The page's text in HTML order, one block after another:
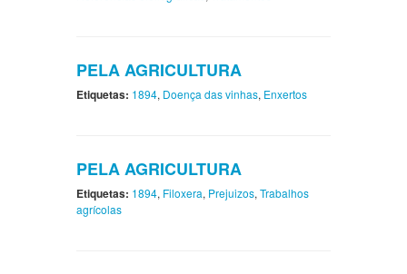
PELA AGRICULTURA
Etiquetas: 1894, Doença das vinhas, Enxertos
PELA AGRICULTURA
Etiquetas: 1894, Filoxera, Prejuizos, Trabalhos
agrícolas